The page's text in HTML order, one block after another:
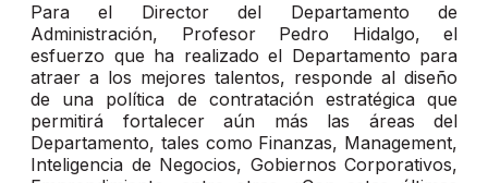
Para el Director del Departamento de
Administración, Profesor Pedro Hidalgo, el
esfuerzo que ha realizado el Departamento para
atraer a los mejores talentos, responde al diseño
de una política de contratación estratégica que
permitirá fortalecer aún más las áreas del
Departamento, tales como Finanzas, Management,
Inteligencia de Negocios, Gobiernos Corporativos,